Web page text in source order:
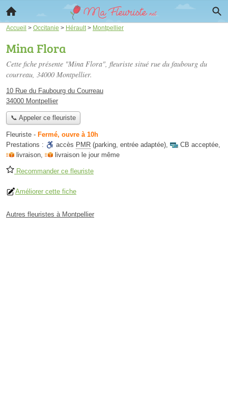
Accueil > Occitanie > Hérault > Montpellier
Mina Flora
Cette fiche présente "Mina Flora", fleuriste situé rue du faubourg du
courreau, 34000 Montpellier.
10 Rue du Faubourg du Courreau
34000 Montpellier
📞 Appeler ce fleuriste
Fleuriste - Fermé, ouvre à 10h
Prestations :
accès PMR (parking, entrée adaptée), CB acceptée,
livraison, livraison le jour même
Recommander ce fleuriste
Améliorer cette fiche
Autres fleuristes à Montpellier